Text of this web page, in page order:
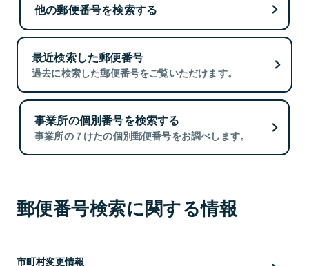
他の郵便番号を検索する
最近検索した郵便番号
過去に検索した郵便番号をご覧いただけます。
事業所の個別番号を検索する
事業所の７けたの個別郵便番号をお調べします。
郵便番号検索に関する情報
市町村変更情報